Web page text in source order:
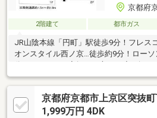
京都府
2階建て 都市ガス
JR山陰本線「円町」駅徒歩9分！フレス
オンスタイル西ノ京…徒歩約9分！ローソ
分！はじめての家探しの方、一度は探し
という方も、まずは当社“グローバル不
い。経験豊富な不動産のプロが、貴方に
しします♪理想の間取り、立地条件、周
条件は全て受け止めます！予算のご相談
京都府京都市上京区突抜
1,999万円 4DK